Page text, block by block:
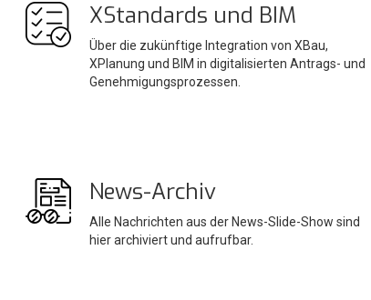
XStandards und BIM
Über die zukünftige Integration von XBau,
XPlanung und BIM in digitalisierten Antrags- und
Genehmigungsprozessen.
News-Archiv
Alle Nachrichten aus der News-Slide-Show sind
hier archiviert und aufrufbar.